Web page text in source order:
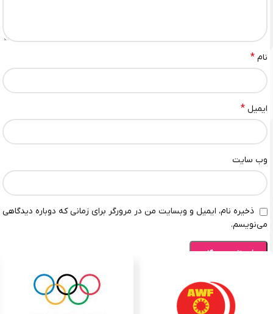
نام *
ایمیل *
وب‌ سایت
ذخیره نام، ایمیل و وبسایت من در مرورگر برای زمانی که دوباره دیدگاهی
می‌نویسم.